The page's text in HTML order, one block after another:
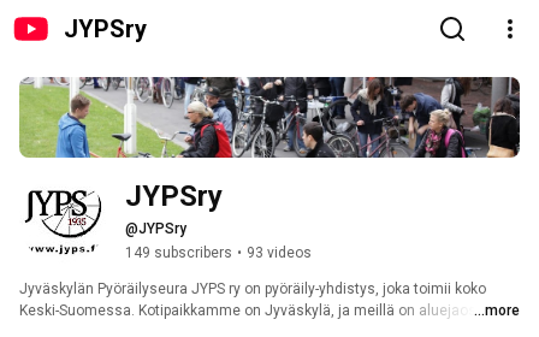
JYPSry
JYPSry
@JYPSry
149 subscribers • 93 videos
Jyväskylän Pyöräilyseura JYPS ry on pyöräily-yhdistys, joka toimii koko
Keski-Suomessa. Kotipaikkamme on Jyväskylä, ja meillä on aluejaostot ...more